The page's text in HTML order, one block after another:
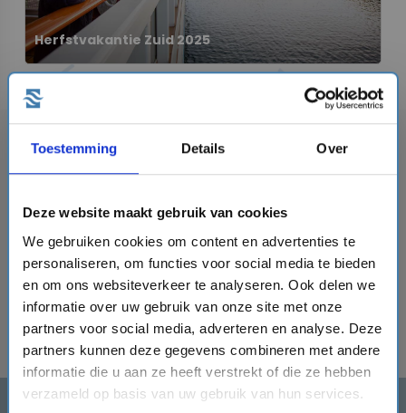
Toestemming Details Over
Deze website maakt gebruik van cookies
We gebruiken cookies om content en advertenties te
personaliseren, om functies voor social media te bieden
en om ons websiteverkeer te analyseren. Ook delen we
informatie over uw gebruik van onze site met onze
partners voor social media, adverteren en analyse. Deze
partners kunnen deze gegevens combineren met andere
informatie die u aan ze heeft verstrekt of die ze hebben
verzameld op basis van uw gebruik van hun services.
Herfstvakantie Zuid 2025
tuneToon filter Sorteren
Er zijn geen cruises gevonden die matchen met jouw
zoekopdracht. Verander je zoekopdracht en probeer
het opnieuw.
alle cruises met vertrekvanaf 11-10-2025 closeen met
terugkomstvoor of op 26-10-2025close.